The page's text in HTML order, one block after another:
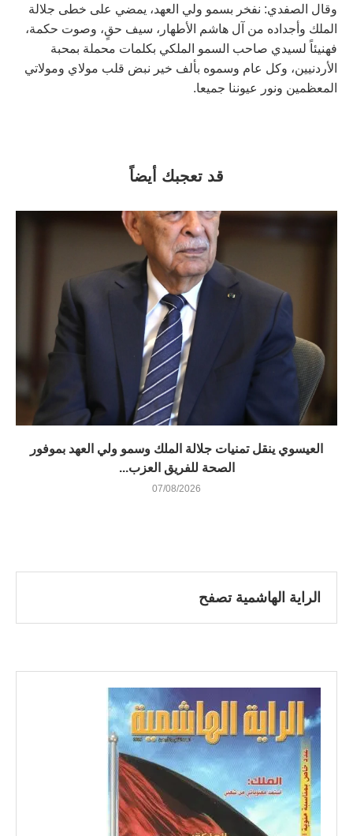
وقال الصفدي: نفخر بسمو ولي العهد، يمضي على خطى جلالة
الملك وأجداده من آل هاشم الأطهار، سيف حقٍ، وصوت حكمة،
فهنيئاً لسيدي صاحب السمو الملكي بكلمات محملة بمحبة
الأردنيين، وكل عام وسموه بألف خير نبض قلب مولاي ومولاتي
المعظمين ونور عيوننا جميعا.
قد تعجبك أيضاً
العيسوي ينقل تمنيات جلالة الملك وسمو ولي العهد بموفور
الصحة للفريق العزب...
07/08/2026
الراية الهاشمية تصفح